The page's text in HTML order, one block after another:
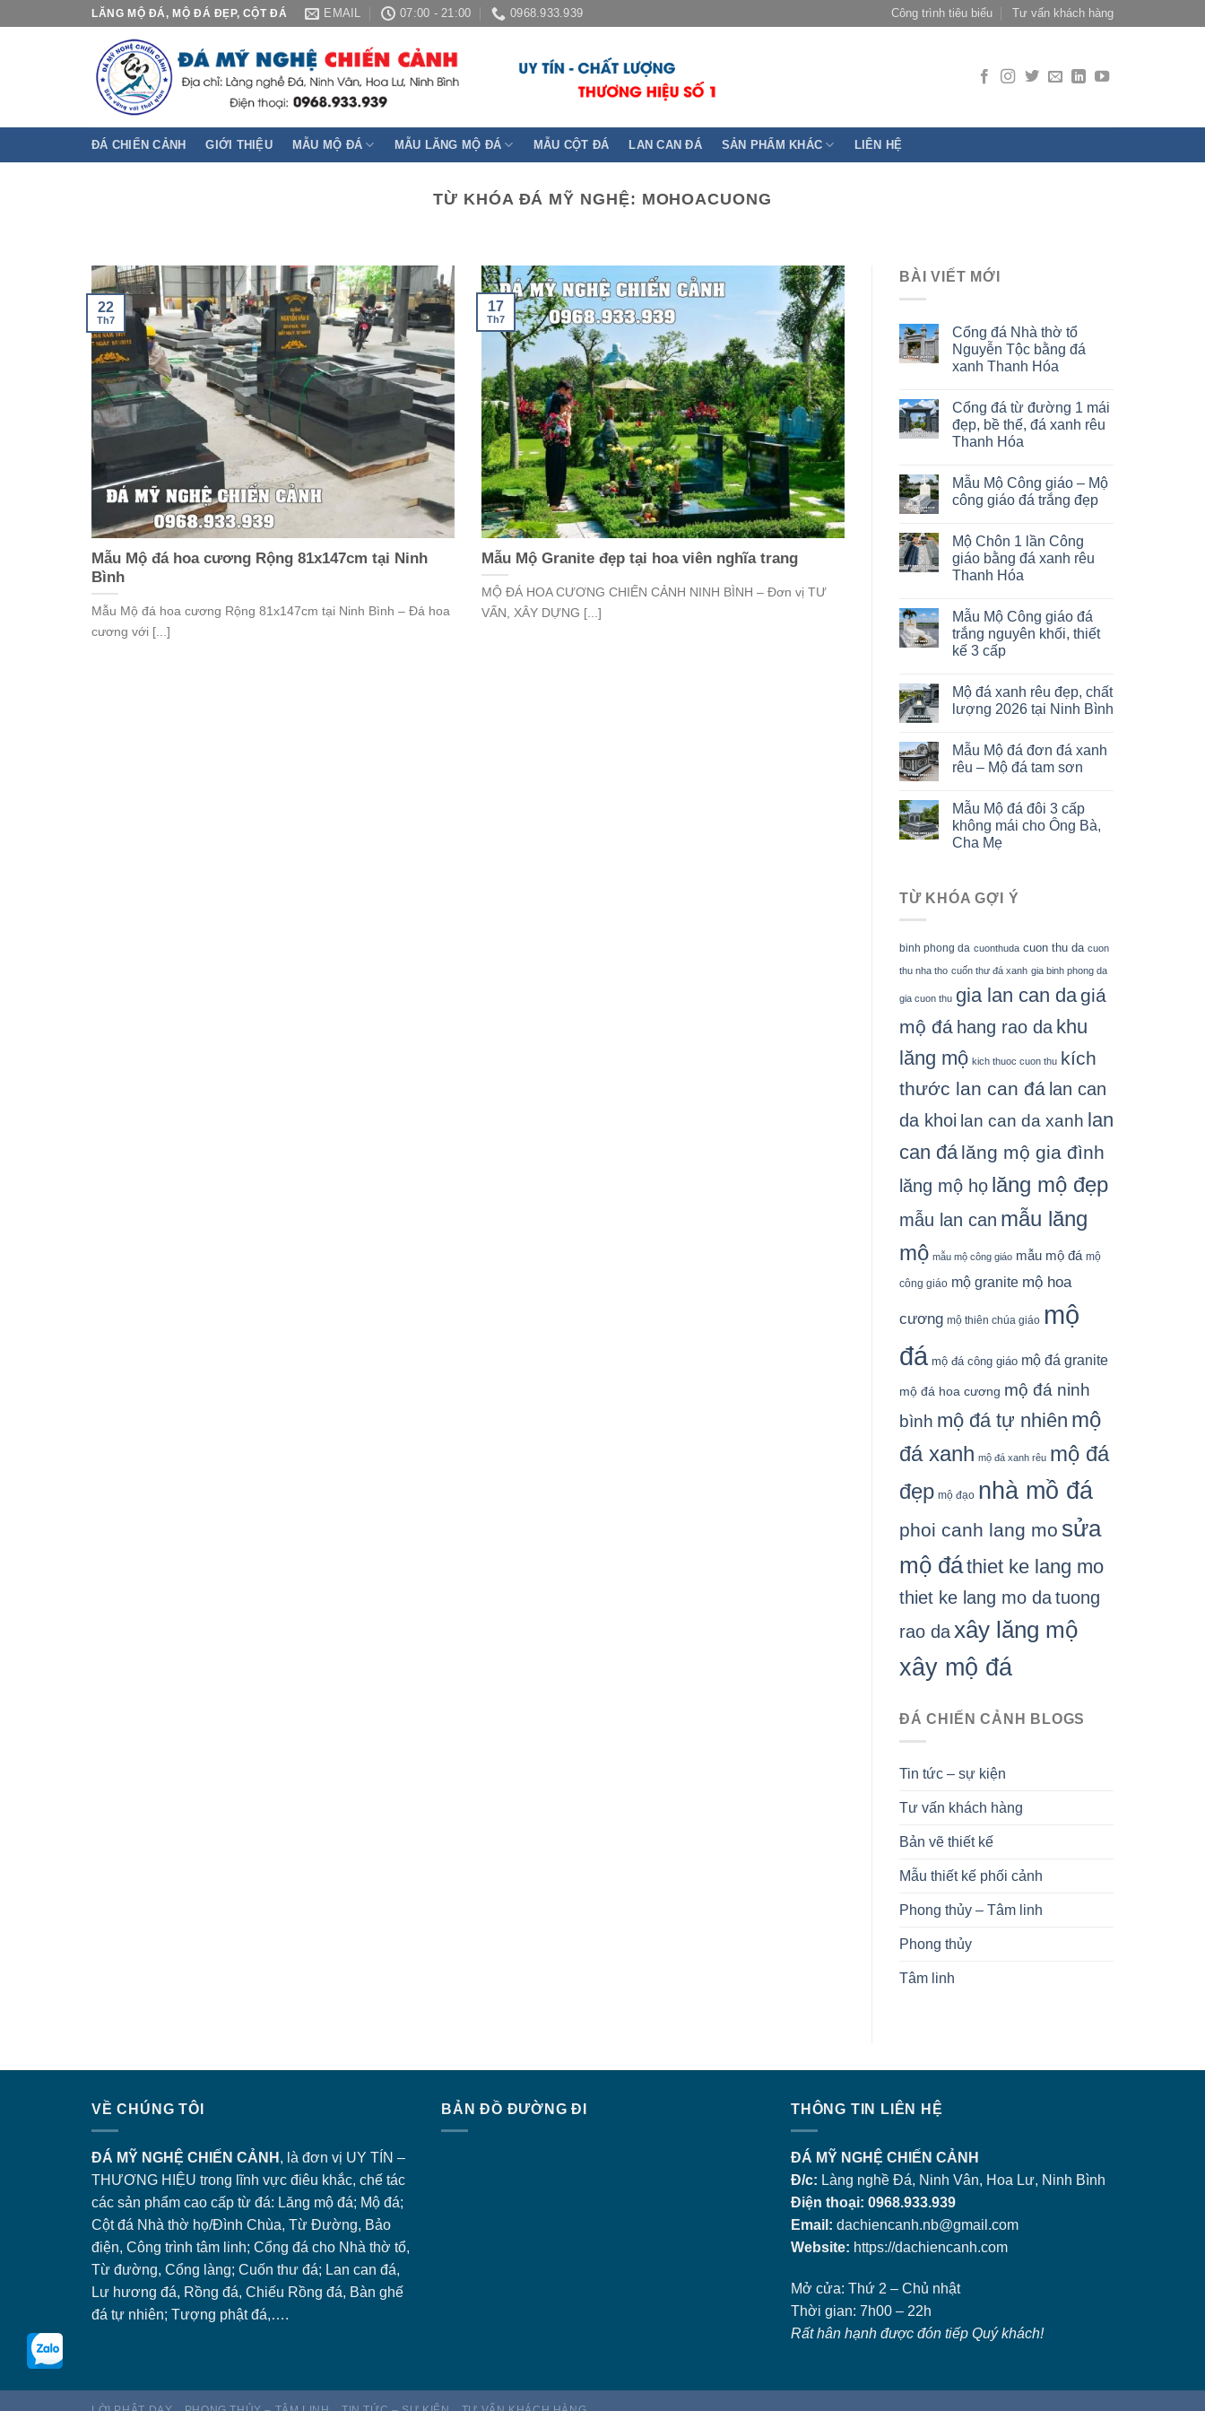
LĂNG MỘ ĐÁ, MỘ ĐÁ ĐẸP, CỘT ĐÁ EMAIL 07:00 - 21:00 0968.933.939 Công trình tiêu biểu Tư vấn khách hàng
ĐÁ CHIẾN CẢNH GIỚI THIỆU MẪU MỘ ĐÁ MẪU LĂNG MỘ ĐÁ MẪU CỘT ĐÁ LAN CAN ĐÁ SẢN PHẨM KHÁC LIÊN HỆ
TỪ KHÓA ĐÁ MỸ NGHỆ: MOHOACUONG
Mẫu Mộ đá hoa cương Rộng 81x147cm tại Ninh
Bình
Mẫu Mộ đá hoa cương Rộng 81x147cm tại Ninh Bình – Đá hoa
cương với [...]
22
Th7
Mẫu Mộ Granite đẹp tại hoa viên nghĩa trang
MỘ ĐÁ HOA CƯƠNG CHIẾN CẢNH NINH BÌNH – Đơn vị TƯ
VẤN, XÂY DỰNG [...]
17
Th7
BÀI VIẾT MỚI
Cổng đá Nhà thờ tổ
Nguyễn Tộc bằng đá
xanh Thanh Hóa
Cổng đá từ đường 1 mái
đẹp, bề thế, đá xanh rêu
Thanh Hóa
Mẫu Mộ Công giáo – Mộ
công giáo đá trắng đẹp
Mộ Chôn 1 lần Công
giáo bằng đá xanh rêu
Thanh Hóa
Mẫu Mộ Công giáo đá
trắng nguyên khối, thiết
kế 3 cấp
Mộ đá xanh rêu đẹp, chất
lượng 2026 tại Ninh Bình
Mẫu Mộ đá đơn đá xanh
rêu – Mộ đá tam sơn
Mẫu Mộ đá đôi 3 cấp
không mái cho Ông Bà,
Cha Mẹ
TỪ KHÓA GỢI Ý
binh phong da cuonthuda cuon thu da cuon
thu nha tho cuốn thư đá xanh gia binh phong da
gia cuon thu gia lan can dagiá
mộ đá hang rao da khu
lăng mộ kich thuoc cuon thu kích
thước lan can đá lan can
da khoi lan can da xanh lan
can đá lăng mộ gia đình
lăng mộ họ lăng mộ đẹp
mẫu lan can mẫu lăng
mộ mẫu mộ công giáo mẫu mộ đá mộ
công giáo mộ granite mộ hoa
cương mộ thiên chúa giáo mộ
đá mộ đá công giáo mộ đá granite
mộ đá hoa cương mộ đá ninh
bình mộ đá tự nhiên mộ
đá xanh mộ đá xanh rêu mộ đá
đẹp mộ đạo nhà mồ đá
phoi canh lang mo sửa
mộ đáthiet ke lang mo
thiet ke lang mo datuong
rao daxây lăng mộ
xây mộ đá
ĐÁ CHIẾN CẢNH BLOGS
Tin tức – sự kiện
Tư vấn khách hàng
Bản vẽ thiết kế
Mẫu thiết kế phối cảnh
Phong thủy – Tâm linh
Phong thủy
Tâm linh
VỀ CHÚNG TÔI
ĐÁ MỸ NGHỆ CHIẾN CẢNH , là đơn vị UY TÍN –
THƯƠNG HIỆU trong lĩnh vực điêu khắc, chế tác
các sản phẩm cao cấp từ đá: Lăng mộ đá; Mộ đá;
Cột đá Nhà thờ họ/Đình Chùa, Từ Đường, Bảo
điện, Công trình tâm linh; Cổng đá cho Nhà thờ tổ,
Từ đường, Cổng làng; Cuốn thư đá; Lan can đá,
Lư hương đá, Rồng đá, Chiếu Rồng đá, Bàn ghế
đá tự nhiên; Tượng phật đá,….
BẢN ĐỒ ĐƯỜNG ĐI THÔNG TIN LIÊN HỆ
ĐÁ MỸ NGHỆ CHIẾN CẢNH
Đ/c: Làng nghề Đá, Ninh Vân, Hoa Lư, Ninh Bình
Điện thoại: 0968.933.939
Email: dachiencanh.nb@gmail.com
Website: https://dachiencanh.com
Mở cửa: Thứ 2 – Chủ nhật
Thời gian: 7h00 – 22h
Rất hân hạnh được đón tiếp Quý khách!